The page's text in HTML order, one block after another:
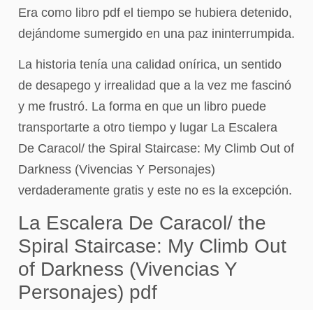
Era como libro pdf el tiempo se hubiera detenido,
dejándome sumergido en una paz ininterrumpida.
La historia tenía una calidad onírica, un sentido
de desapego y irrealidad que a la vez me fascinó
y me frustró. La forma en que un libro puede
transportarte a otro tiempo y lugar La Escalera
De Caracol/ the Spiral Staircase: My Climb Out of
Darkness (Vivencias Y Personajes)
verdaderamente gratis y este no es la excepción.
La Escalera De Caracol/ the
Spiral Staircase: My Climb Out
of Darkness (Vivencias Y
Personajes) pdf